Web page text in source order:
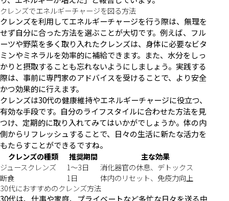
クレンズでエネルギーチャージを図る方法
クレンズを利用してエネルギーチャージを行う際は、無理を
せず自分に合った方法を選ぶことが大切です。例えば、フル
ーツや野菜を多く取り入れたクレンズは、身体に必要なビタ
ミンやミネラルを効率的に補給できます。また、水分をしっ
かりと摂取することも忘れないようにしましょう。実践する
際は、事前に専門家のアドバイスを受けることで、より安全
かつ効果的に行えます。
クレンズは30代の健康維持やエネルギーチャージに役立つ、
有効な手段です。自分のライフスタイルに合わせた方法を見
つけ、定期的に取り入れてみてはいかがでしょうか。体の内
側からリフレッシュすることで、日々の生活に新たな活力を
もたらすことができるですね。
クレンズの種類
推奨期間
主な効果
ジュースクレンズ
1〜3日
消化器官の休息、デトックス
断食
1日
体内のリセット、免疫力向上
30代におすすめのクレンズ方法
30代は、仕事や家庭、プライベートなど多忙な日々を送る中